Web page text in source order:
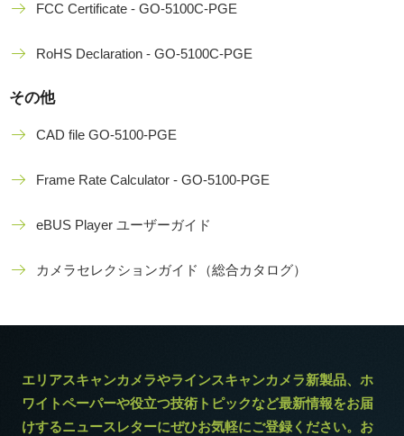
FCC Certificate - GO-5100C-PGE
RoHS Declaration - GO-5100C-PGE
その他
CAD file GO-5100-PGE
Frame Rate Calculator - GO-5100-PGE
eBUS Player ユーザーガイド
カメラセレクションガイド（総合カタログ）
エリアスキャンカメラやラインスキャンカメラ新製品、ホ
ワイトペーパーや役立つ技術トピックなど最新情報をお届
けするニュースレターにぜひお気軽にご登録ください。お